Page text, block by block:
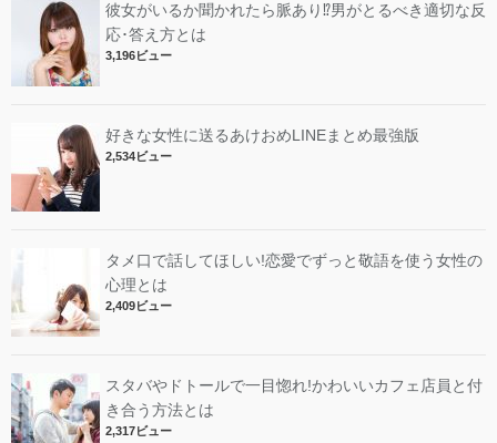
彼女がいるか聞かれたら脈あり⁉︎男がとるべき適切な反
応･答え方とは
3,196ビュー
好きな女性に送るあけおめLINEまとめ最強版
2,534ビュー
タメ口で話してほしい!恋愛でずっと敬語を使う女性の
心理とは
2,409ビュー
スタバやドトールで一目惚れ!かわいいカフェ店員と付
き合う方法とは
2,317ビュー